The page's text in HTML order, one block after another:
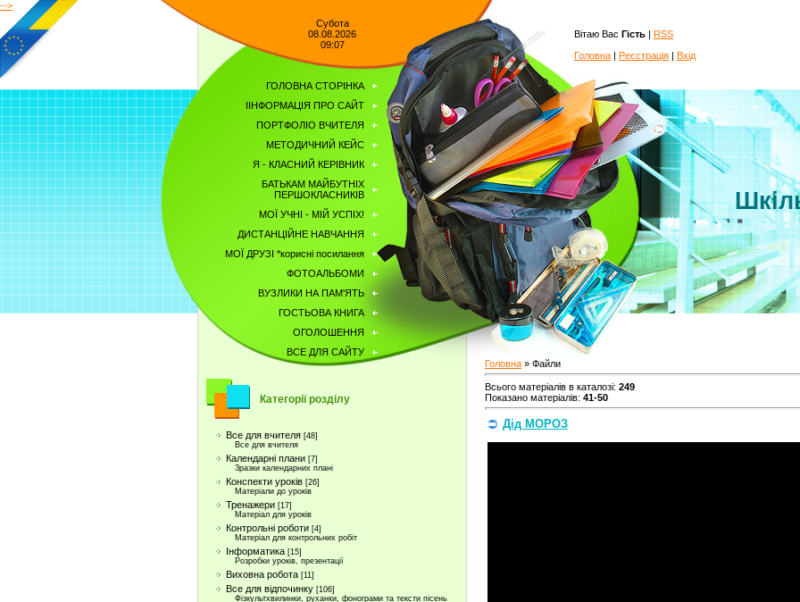
Субота
08.08.2026
09:07
ГОЛОВНА СТОРІНКА
ІІНФОРМАЦІЯ ПРО САЙТ
ПОРТФОЛІО ВЧИТЕЛЯ
МЕТОДИЧНИЙ КЕЙС
Я - КЛАСНИЙ КЕРІВНИК
БАТЬКАМ МАЙБУТНІХ
ПЕРШОКЛАСНИКІВ
МОЇ УЧНІ - МІЙ УСПІХ!
ДИСТАНЦІЙНЕ НАВЧАННЯ
МОЇ ДРУЗІ *корисні посилання
ФОТОАЛЬБОМИ
ВУЗЛИКИ НА ПАМ'ЯТЬ
ГОСТЬОВА КНИГА
OГОЛОШЕННЯ
ВСЕ ДЛЯ САЙТУ
Категорії розділу
Все для вчителя [48]
Все для вчителя
Календарні плани [7]
Зразки календарних плані
Конспекти уроків [26]
Матеріали до уроків
Тренажери [17]
Матеріал для уроків
Контрольні роботи [4]
Матеріал для контрольних робіт
Інформатика [15]
Розробки уроків, презентації
Виховна робота [11]
Все для відпочинку [106]
Фізкультхвилинки, руханки, фонограми та тексти пісень
-->
Вітаю Вас Гість | RSS
Головна | Реєстрація | Вхід
Головна » Файли
Всього матеріалів в каталозі: 249
Показано матеріалів: 41-50
Дід МОРОЗ